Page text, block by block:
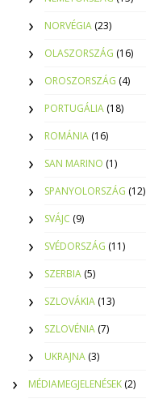
NORVÉGIA (23)
OLASZORSZÁG (16)
OROSZORSZÁG (4)
PORTUGÁLIA (18)
ROMÁNIA (16)
SAN MARINO (1)
SPANYOLORSZÁG (12)
SVÁJC (9)
SVÉDORSZÁG (11)
SZERBIA (5)
SZLOVÁKIA (13)
SZLOVÉNIA (7)
UKRAJNA (3)
MÉDIAMEGJELENÉSEK (2)